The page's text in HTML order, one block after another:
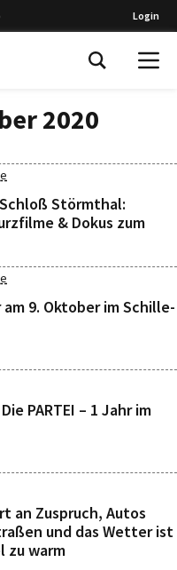
Login
2020
Störmthal:
& Dokus zum
9. Oktober im Schille-
PARTEI – 1 Jahr im
an Zuspruch, Autos
und das Wetter ist
zu warm